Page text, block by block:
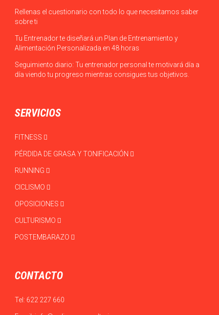
Rellenas el cuestionario con todo lo que necesitamos saber
sobre ti
Tu Entrenador te diseñará un Plan de Entrenamiento y
Alimentación Personalizada en 48 horas
Seguimiento diario: Tu entrenador personal te motivará día a
día viendo tu progreso mientras consigues tus objetivos.
SERVICIOS
FITNESS
PÉRDIDA DE GRASA Y TONIFICACIÓN
RUNNING
CICLISMO
OPOSICIONES
CULTURISMO
POSTEMBARAZO
CONTACTO
Tel: 622 227 660